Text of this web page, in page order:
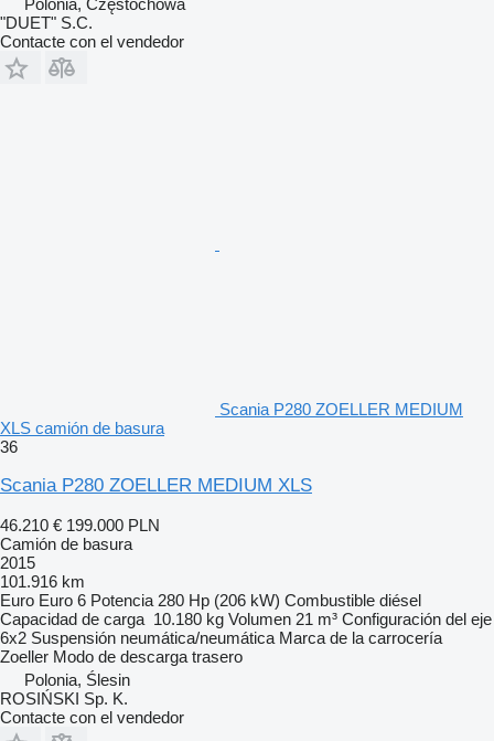
Polonia, Częstochowa
"DUET" S.C.
Contacte con el vendedor
Scania P280 ZOELLER MEDIUM
XLS camión de basura
36
Scania P280 ZOELLER MEDIUM XLS
46.210 € 199.000 PLN
Camión de basura
2015
101.916 km
Euro Euro 6 Potencia 280 Hp (206 kW) Combustible diésel
Capacidad de carga 10.180 kg Volumen 21 m³ Configuración del eje
6x2 Suspensión neumática/neumática Marca de la carrocería
Zoeller Modo de descarga trasero
Polonia, Ślesin
ROSIŃSKI Sp. K.
Contacte con el vendedor